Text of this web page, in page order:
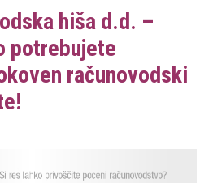
hiša d.d. –
potrebujete
računovodski